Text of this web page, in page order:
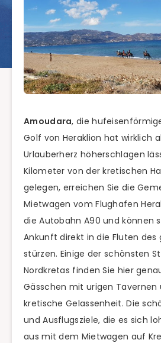
Amoudara, die
Golf von Heraklion hat wirklich
Urlauberherz höherschlagen
Kilometer von der kretischen
gelegen, erreichen Sie die
Mietwagen vom Flughafen
die Autobahn A90 und können
Ankunft direkt in die Fluten des
stürzen. Einige der schönsten
Nordkretas finden Sie hier
Gässchen mit urigen Tavernen
kretische Gelassenheit. Die
und Ausflugsziele, die es sich
aus mit dem Mietwagen auf